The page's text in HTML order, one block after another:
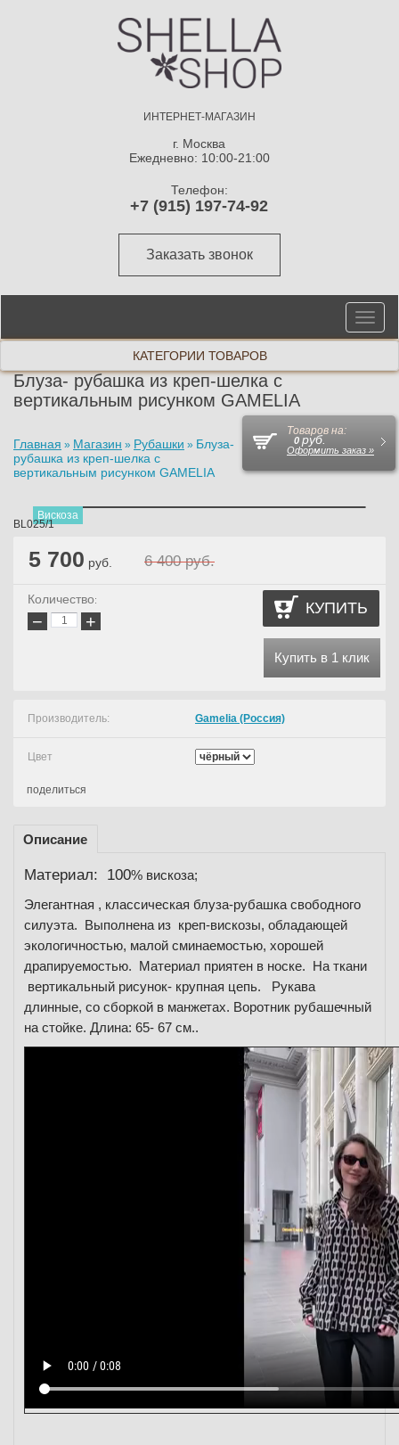
ИНТЕРНЕТ-МАГАЗИН
г. Москва
Ежедневно: 10:00-21:00
Телефон:
+7 (915) 197-74-92
Заказать звонок
КАТЕГОРИИ ТОВАРОВ
Товаров на:
0 руб.
Оформить заказ »
Блуза- рубашка из креп-шелка с
вертикальным рисунком GAMELIA
Главная » Магазин » Рубашки » Блуза-
рубашка из креп-шелка с
вертикальным рисунком GAMELIA
Вискоза
BL025/1
5 700 руб. 6 400руб.
Количество:
− +
КУПИТЬ
Купить в 1 клик
Производитель: Gamelia (Россия)
Цвет
поделиться
Описание
Материал: 100% вискоза;
Элегантная , классическая блуза-рубашка свободного
силуэта. Выполнена из креп-вискозы, обладающей
экологичностью, малой сминаемостью, хорошей
драпируемостью. Материал приятен в носке. На ткани
вертикальный рисунок- крупная цепь. Рукава
длинные, со сборкой в манжетах. Воротник рубашечный
на стойке. Длина: 65- 67 см..